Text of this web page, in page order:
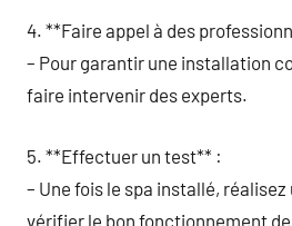
4. **Faire appel à des
– Pour garantir une installation
faire intervenir des experts.
5. **Effectuer un test** :
– Une fois le spa installé,
vérifier le bon fonctionnement